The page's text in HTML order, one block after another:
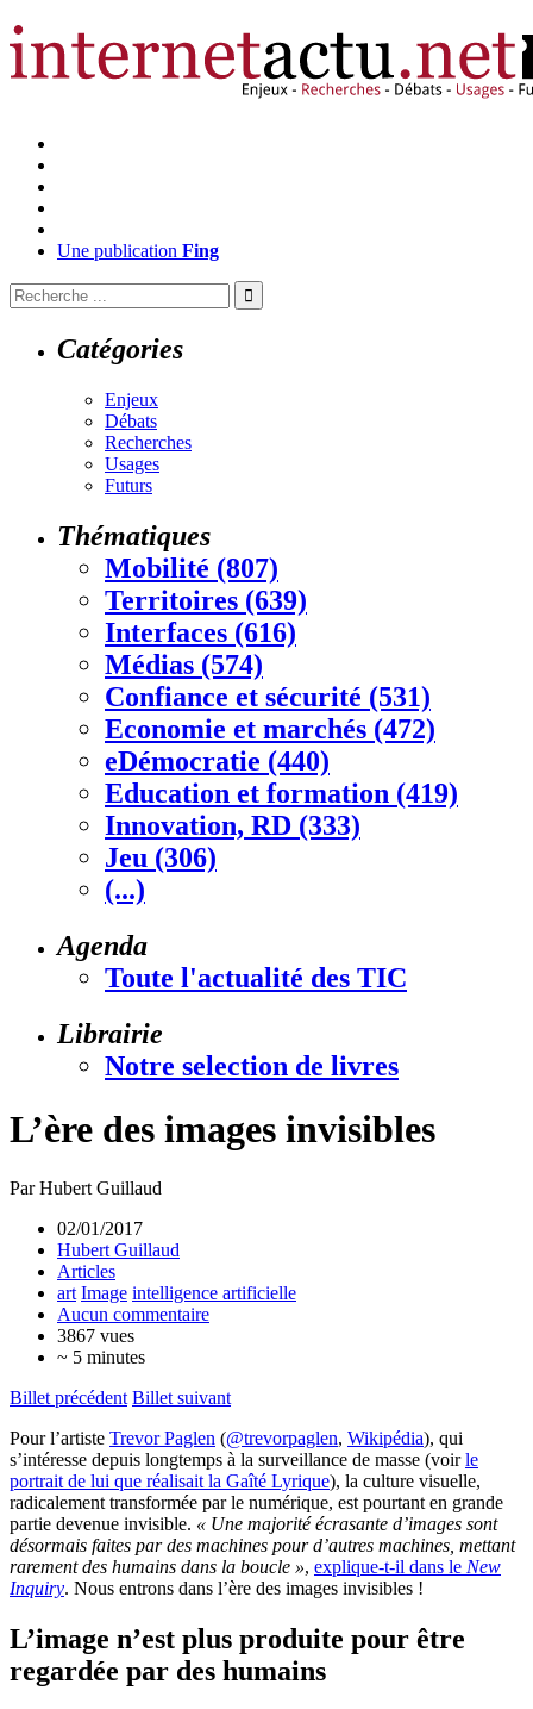
Une publication Fing
Catégories
Enjeux
Débats
Recherches
Usages
Futurs
Thématiques
Mobilité (807)
Territoires (639)
Interfaces (616)
Médias (574)
Confiance et sécurité (531)
Economie et marchés (472)
eDémocratie (440)
Education et formation (419)
Innovation, RD (333)
Jeu (306)
(...)
Agenda
Toute l'actualité des TIC
Librairie
Notre selection de livres
L’ère des images invisibles
Par Hubert Guillaud
02/01/2017
Hubert Guillaud
Articles
art Image intelligence artificielle
Aucun commentaire
3867 vues
~ 5 minutes
Billet précédent Billet suivant
Pour l’artiste Trevor Paglen (@trevorpaglen, Wikipédia), qui
s’intéresse depuis longtemps à la surveillance de masse (voirle
portrait de lui que réalisait la Gaîté Lyrique), la culture visuelle,
radicalement transformée par le numérique, est pourtant en grande
partie devenue invisible. « Une majorité écrasante d’images sont
désormais faites par des machines pour d’autres machines, mettant
rarement des humains dans la boucle », explique-t-il dans le New
Inquiry. Nous entrons dans l’ère des images invisibles !
L’image n’est plus produite pour être
regardée par des humains